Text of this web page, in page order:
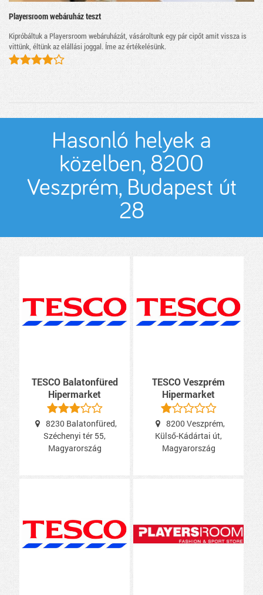
Playersroom webáruház teszt
Kipróbáltuk a Playersroom webáruházát, vásároltunk egy pár cipőt amit vissza is
vittünk, éltünk az elállási joggal. Íme az értékelésünk.
Hasonló helyek a
közelben, 8200
Veszprém, Budapest út
28
TESCO Balatonfüred
Hipermarket
8230 Balatonfüred,
Széchenyi tér 55,
Magyarország
TESCO Veszprém
Hipermarket
8200 Veszprém,
Külső-Kádártai út,
Magyarország